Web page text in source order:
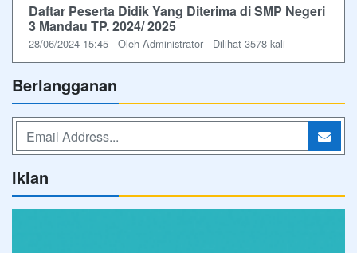
Daftar Peserta Didik Yang Diterima di SMP Negeri
3 Mandau TP. 2024/ 2025
28/06/2024 15:45 - Oleh Administrator - Dilihat 3578 kali
Berlangganan
Iklan